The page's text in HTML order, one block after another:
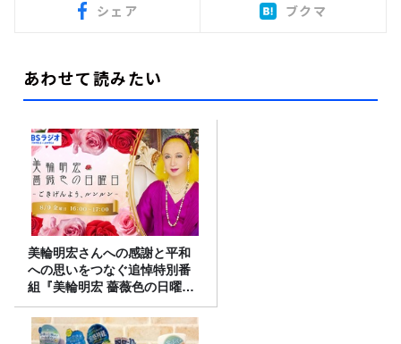
シェア ブクマ
あわせて読みたい
美輪明宏さんへの感謝と平和
への思いをつなぐ追悼特別番
組『美輪明宏 薔薇色の日曜日
～ごきげんよう、ルンルン
～』8/9（日）16時放送